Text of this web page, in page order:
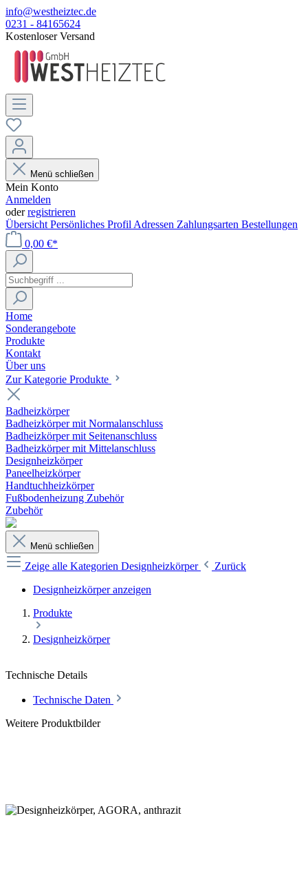
info@westheiztec.de
0231 - 84165624
Kostenloser Versand
Menü schließen
Mein Konto
Anmelden
oderregistrieren
Übersicht Persönliches Profil Adressen Zahlungsarten Bestellungen
0,00 €*
Home
Sonderangebote
Produkte
Kontakt
Über uns
Zur Kategorie Produkte
Badheizkörper
Badheizkörper mit Normalanschluss
Badheizkörper mit Seitenanschluss
Badheizkörper mit Mittelanschluss
Designheizkörper
Paneelheizkörper
Handtuchheizkörper
Fußbodenheizung Zubehör
Zubehör
Menü schließen
Zeige alle Kategorien Designheizkörper
Zurück
Designheizkörper anzeigen
Produkte
Designheizkörper
Technische Details
Technische Daten
Weitere Produktbilder